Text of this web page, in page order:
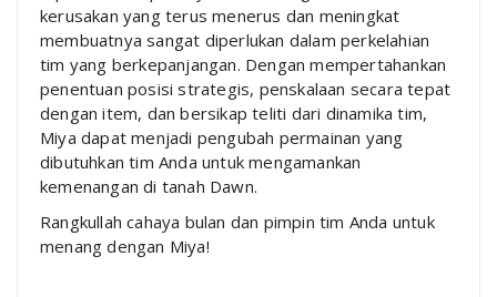
kerusakan yang terus menerus dan meningkat
membuatnya sangat diperlukan dalam perkelahian
tim yang berkepanjangan. Dengan mempertahankan
penentuan posisi strategis, penskalaan secara tepat
dengan item, dan bersikap teliti dari dinamika tim,
Miya dapat menjadi pengubah permainan yang
dibutuhkan tim Anda untuk mengamankan
kemenangan di tanah Dawn.
Rangkullah cahaya bulan dan pimpin tim Anda untuk
menang dengan Miya!